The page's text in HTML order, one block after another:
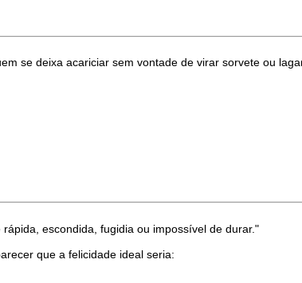
se deixa acariciar sem vontade de virar sorvete ou
escondida, fugidia ou impossível de durar."
que a felicidade ideal seria: